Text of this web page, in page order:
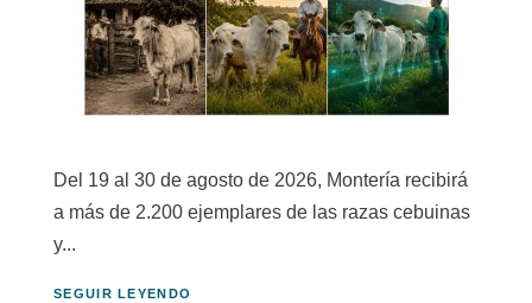
Del 19 al 30 de agosto de 2026, Montería recibirá
a más de 2.200 ejemplares de las razas cebuinas
y...
SEGUIR LEYENDO